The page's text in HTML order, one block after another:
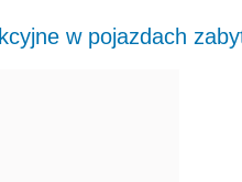
w pojazdach